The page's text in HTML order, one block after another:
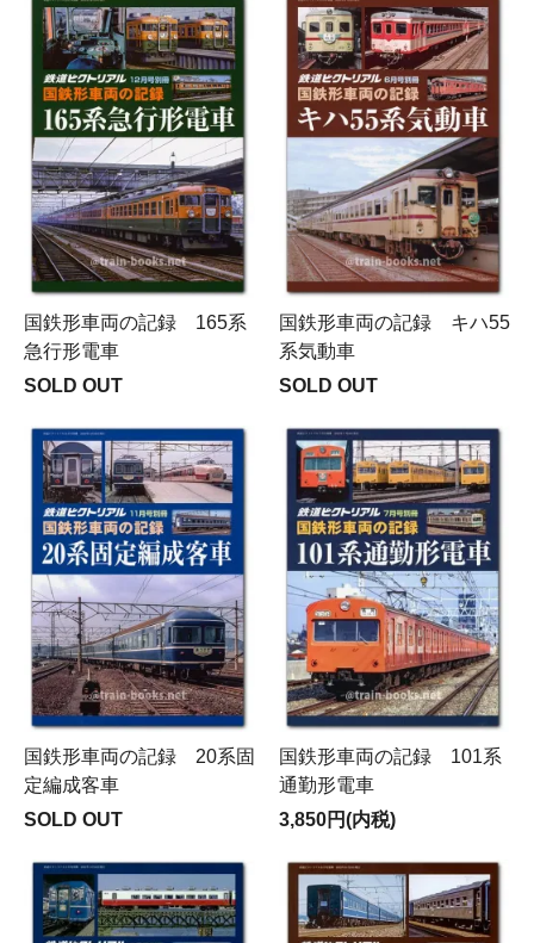
国鉄形車両の記録 165系
急行形電車
SOLD OUT
国鉄形車両の記録 キハ55
系気動車
SOLD OUT
国鉄形車両の記録 20系固
定編成客車
SOLD OUT
国鉄形車両の記録 101系
通勤形電車
3,850円(内税)